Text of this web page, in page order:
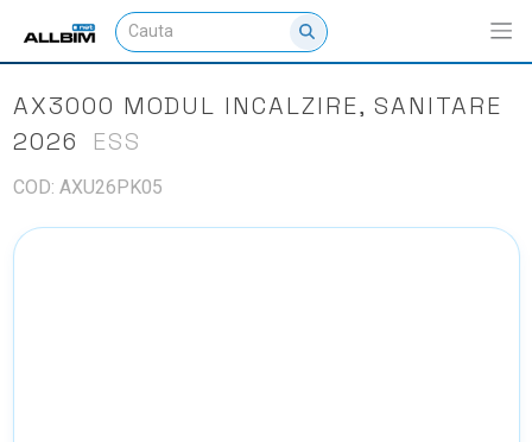
AX3000 MODUL INCALZIRE, SANITARE
2026
ESS
COD: AXU26PK05